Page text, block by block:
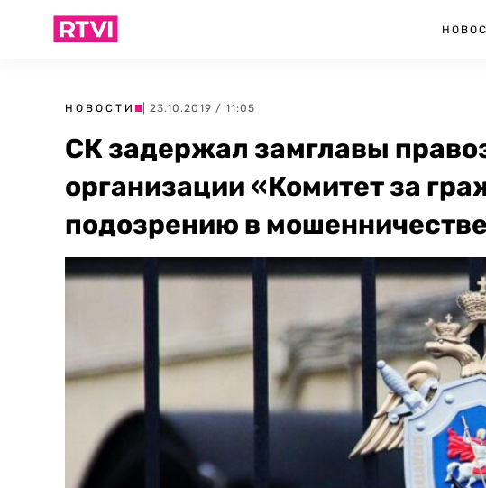
НОВОСТИ | 23.10.2019 / 11:05
СК задержал замглавы
организации «Комитет за
подозрению в мошенничестве